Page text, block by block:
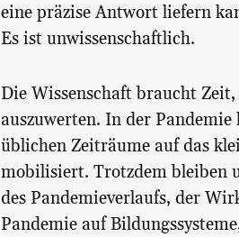
eine präzise Antwort liefern
Es ist unwissenschaftlich.
Die Wissenschaft braucht
auszuwerten. In der
üblichen Zeiträume auf das
mobilisiert. Trotzdem bleiben
des Pandemieverlaufs, der
Pandemie auf